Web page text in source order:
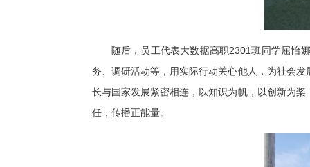
随后，员工代表大数据高职2301班同学屈怡
务、调研活动等，用实际行动关心他人，为社会
长与国家发展紧密相连，以知识为帆，以创新为
任，传播正能量。